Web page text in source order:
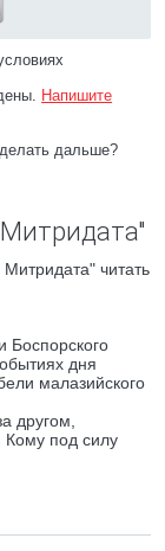
Напишите
дальше?
читать
Боспорского
дня
малазийского
другом,
Кому под силу